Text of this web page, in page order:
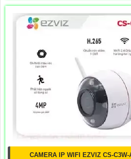
CAMERA IP WIFI EZVIZ CS-C3W-